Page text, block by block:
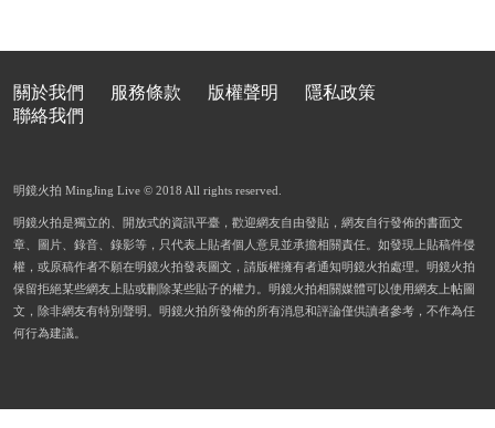
關於我們 服務條款 版權聲明
隱私政策
聯絡我們
明鏡火拍 MingJing Live © 2018 All rights reserved.
明鏡火拍是獨立的、開放式的資訊平臺，歡迎網友自由發貼，網友自行發佈的書面文
章、圖片、錄音、錄影等，只代表上貼者個人意見並承擔相關責任。如發現上貼稿件侵
權，或原稿作者不願在明鏡火拍發表圖文，請版權擁有者通知明鏡火拍處理。明鏡火拍
保留拒絕某些網友上貼或刪除某些貼子的權力。明鏡火拍相關媒體可以使用網友上帖圖
文，除非網友有特別聲明。明鏡火拍所發佈的所有消息和評論僅供讀者參考，不作為任
何行為建議。